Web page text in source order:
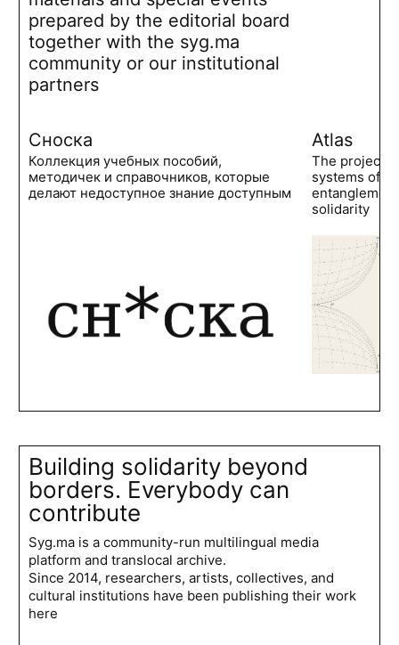
prepared by the editorial board
together with the syg.ma
community or our institutional
partners
Сноска
Коллекция учебных пособий,
методичек и справочников, которые
делают недоступное знание доступным
Atlas
The project
systems of
solidarity
Building solidarity beyond
borders. Everybody can
contribute
Syg.ma is a community-run multilingual media
platform and translocal archive.
Since 2014, researchers, artists, collectives, and
cultural institutions have been publishing their work
here